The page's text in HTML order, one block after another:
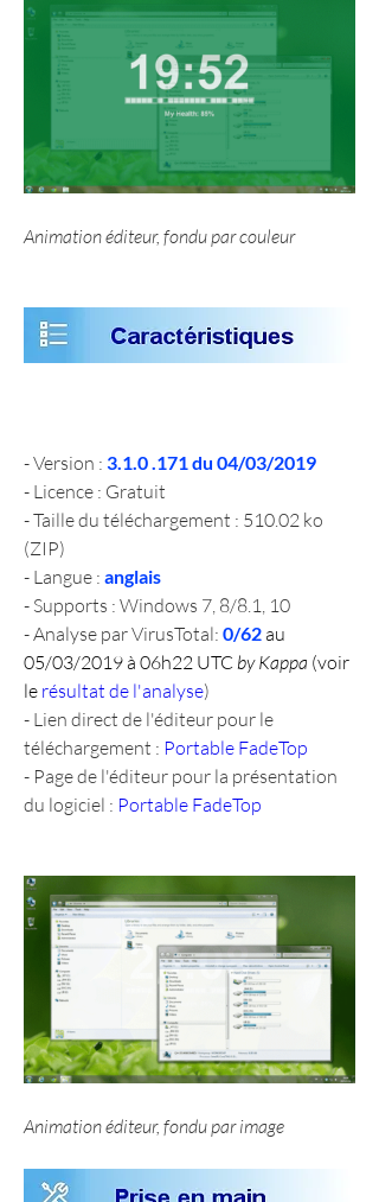
Animation éditeur, fondu par couleur
- Version : 3.1.0 .171 du 04/03/2019
- Licence : Gratuit
- Taille du téléchargement : 510.02 ko
(ZIP)
- Langue : anglais
- Supports : Windows 7, 8/8.1, 10
- Analyse par VirusTotal: 0/62 au
05/03/2019 à 06h22 UTC by Kappa (voir
le résultat de l'analyse)
- Lien direct de l'éditeur pour le
téléchargement : Portable FadeTop
- Page de l'éditeur pour la présentation
du logiciel : Portable FadeTop
Animation éditeur, fondu par image